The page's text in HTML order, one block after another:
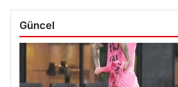
Güncel